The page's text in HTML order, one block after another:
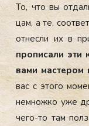
То, что вы
цам, а те,
от­несли их в
про­писа­ли эти
ва­ми мас­те­ром
вас с это­го
нем­ножко уже
че­го-то там